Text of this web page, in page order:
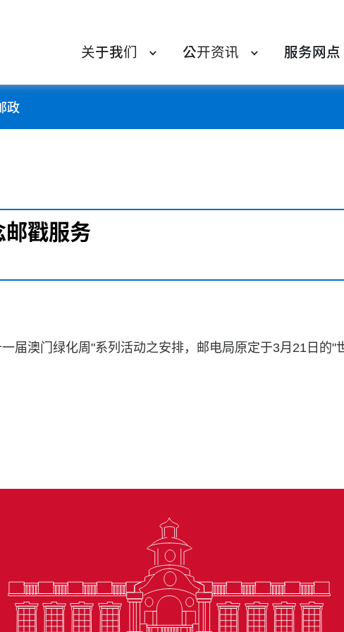
关于我们 公开资讯 服务网点
政
戳服务
届澳门绿化周"系列活动之安排，邮电局原定于3月21日的"